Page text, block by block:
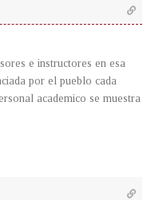
e instructores en esa
por el pueblo cada
academico se muestra